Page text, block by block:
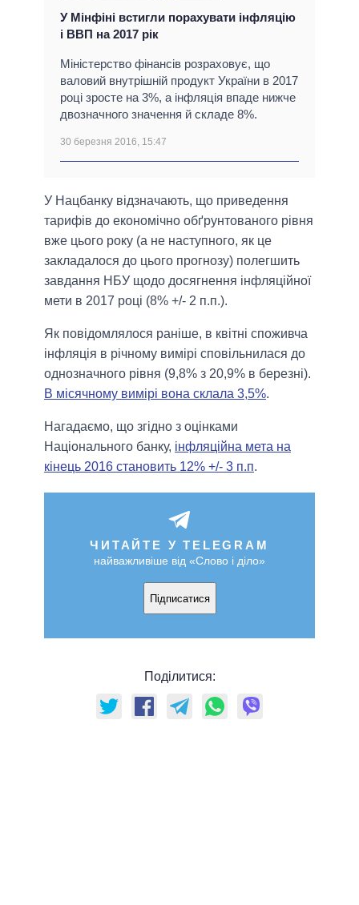
У Мінфіні встигли порахувати інфляцію
і ВВП на 2017 рік
Міністерство фінансів розраховує, що
валовий внутрішній продукт України в 2017
році зросте на 3%, а інфляція впаде нижче
двозначного значення й складе 8%.
30 березня 2016, 15:47
У Нацбанку відзначають, що приведення
тарифів до економічно обґрунтованого рівня
вже цього року (а не наступного, як це
закладалося до цього прогнозу) полегшить
завдання НБУ щодо досягнення інфляційної
мети в 2017 році (8% +/- 2 п.п.).
Як повідомлялося раніше, в квітні споживча
інфляція в річному вимірі сповільнилася до
однозначного рівня (9,8% з 20,9% в березні).
В місячному вимірі вона склала 3,5%.
Нагадаємо, що згідно з оцінками
Національного банку, інфляційна мета на
кінець 2016 становить 12% +/- 3 п.п.
ЧИТАЙТЕ У TELEGRAM
найважливіше від «Слово і діло»
Підписатися
Поділитися: